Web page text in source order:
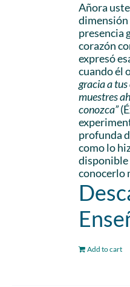
Añora
dimensión
presencia
corazón
expresó
cuando él
gracia a tus
muestres
conozca”
profunda
como lo
disponible
conocerlo
Add to cart